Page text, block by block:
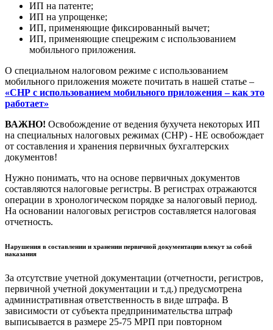
ИП на патенте;
ИП на упрощенке;
ИП, применяющие фиксированный вычет;
ИП, применяющие спецрежим с использованием
мобильного приложения.
О специальном налоговом режиме с использованием
мобильного приложения можете почитать в нашей статье –
«СНР с использованием мобильного приложения – как это
работает»
ВАЖНО! Освобождение от ведения бухучета некоторых ИП
на специальных налоговых режимах (СНР) - НЕ освобождает
от составления и хранения первичных бухгалтерских
документов!
Нужно понимать, что на основе первичных документов
составляются налоговые регистры. В регистрах отражаются
операции в хронологическом порядке за налоговый период.
На основании налоговых регистров составляется налоговая
отчетность.
Нарушения в составлении и хранении первичной документации влекут за собой
наказания
За отсутствие учетной документации (отчетности, регистров,
первичной учетной документации и т.д.) предусмотрена
административная ответственность в виде штрафа. В
зависимости от субъекта предпринимательства штраф
выписывается в размере 25-75 МРП при повторном